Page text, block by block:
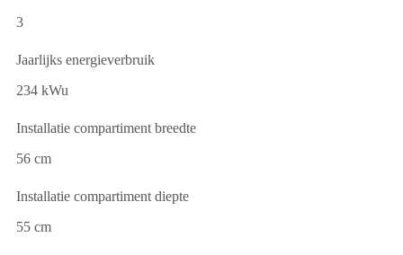
3
Jaarlijks energieverbruik
234 kWu
Installatie compartiment breedte
56 cm
Installatie compartiment diepte
55 cm